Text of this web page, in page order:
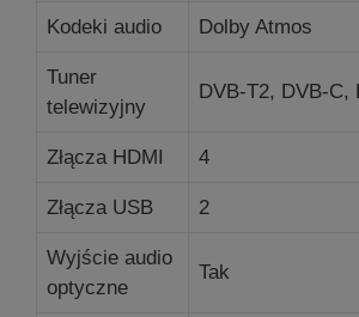
Kodeki audio Dolby Atmos
Tuner
telewizyjny
DVB-T2, DVB-C,
Złącza HDMI 4
Złącza USB 2
Wyjście audio
optyczne
Tak